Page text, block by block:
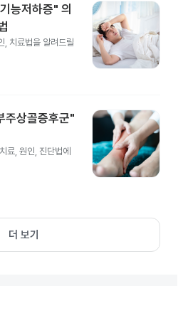
능저하증" 의
, 치료법을 알려드릴
주상골증후군"
료, 원인, 진단법에
더 보기